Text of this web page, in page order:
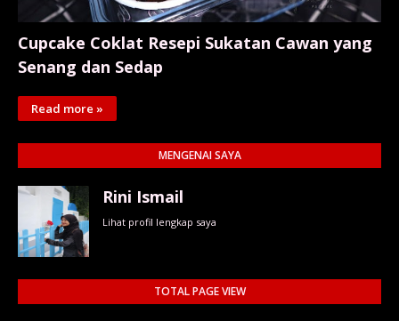
Cupcake Coklat Resepi Sukatan Cawan yang
Senang dan Sedap
Read more »
MENGENAI SAYA
Rini Ismail
Lihat profil lengkap saya
TOTAL PAGE VIEW